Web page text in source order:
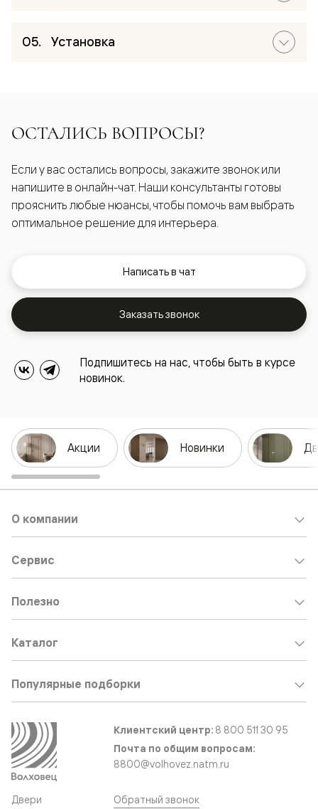
Установка
ОСТАЛИСЬ ВОПРОСЫ?
Если у вас остались вопросы, закажите звонок или
напишите в онлайн-чат. Наши консультанты готовы
прояснить любые нюансы, чтобы помочь вам выбрать
оптимальное решение для интерьера.
Написать в чат
Заказать звонок
Подпишитесь на нас, чтобы быть в курсе
новинок.
Акции Новинки
Двери
О компании
Сервис
Полезно
Каталог
Популярные подборки
Клиентский центр: 8 800 511 30 95
Почта по общим вопросам:
8800@volhovez.natm.ru
Обратный звонок